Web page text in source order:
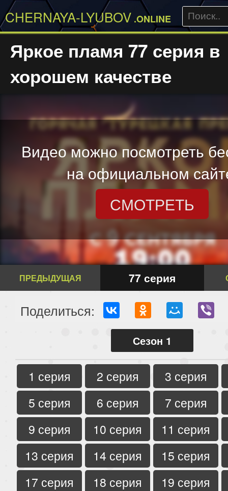
CHERNAYA-LYUBOV .ONLINE
Яркое пламя 77 серия в
хорошем качестве
Видео можно посмотреть
на официальном
СМОТРЕТЬ
ПРЕДЫДУЩАЯ 77 серия
Поделиться:
Сезон 1
1 серия 2 серия
3 серия
5 серия
6 серия
7 серия
9 серия
10 серия
11 серия
13 серия
14 серия
15 серия
17 серия
18 серия
19 серия